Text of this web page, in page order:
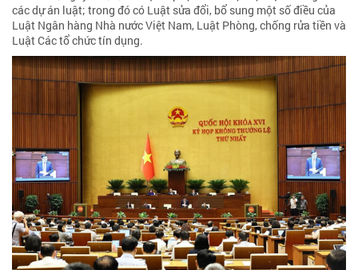
các dự án luật; trong đó có Luật sửa đổi, bổ sung một số điều của
Luật Ngân hàng Nhà nước Việt Nam, Luật Phòng, chống rửa tiền và
Luật Các tổ chức tín dụng.